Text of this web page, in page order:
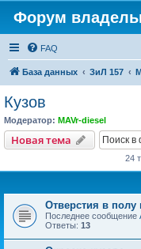
Форум
FAQ
База данных ЗиЛ 157
Кузов
Модератор: MAVr-diesel
Новая тема
24
Отверстия в полу
Последнее сообщение
Ответы: 13